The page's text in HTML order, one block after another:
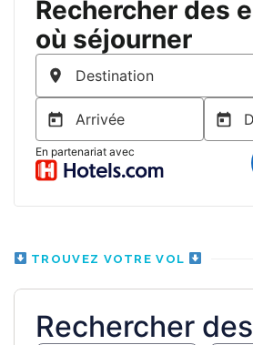
TROUVEZ VOTRE VOL